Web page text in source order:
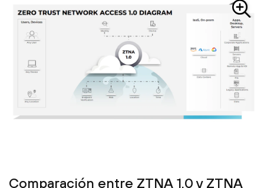
Comparación entre ZTNA 1.0 y ZTNA